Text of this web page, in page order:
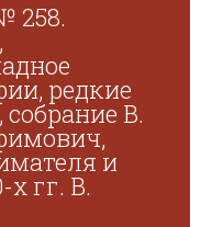
258.
редкие
В.
и
х гг. В.